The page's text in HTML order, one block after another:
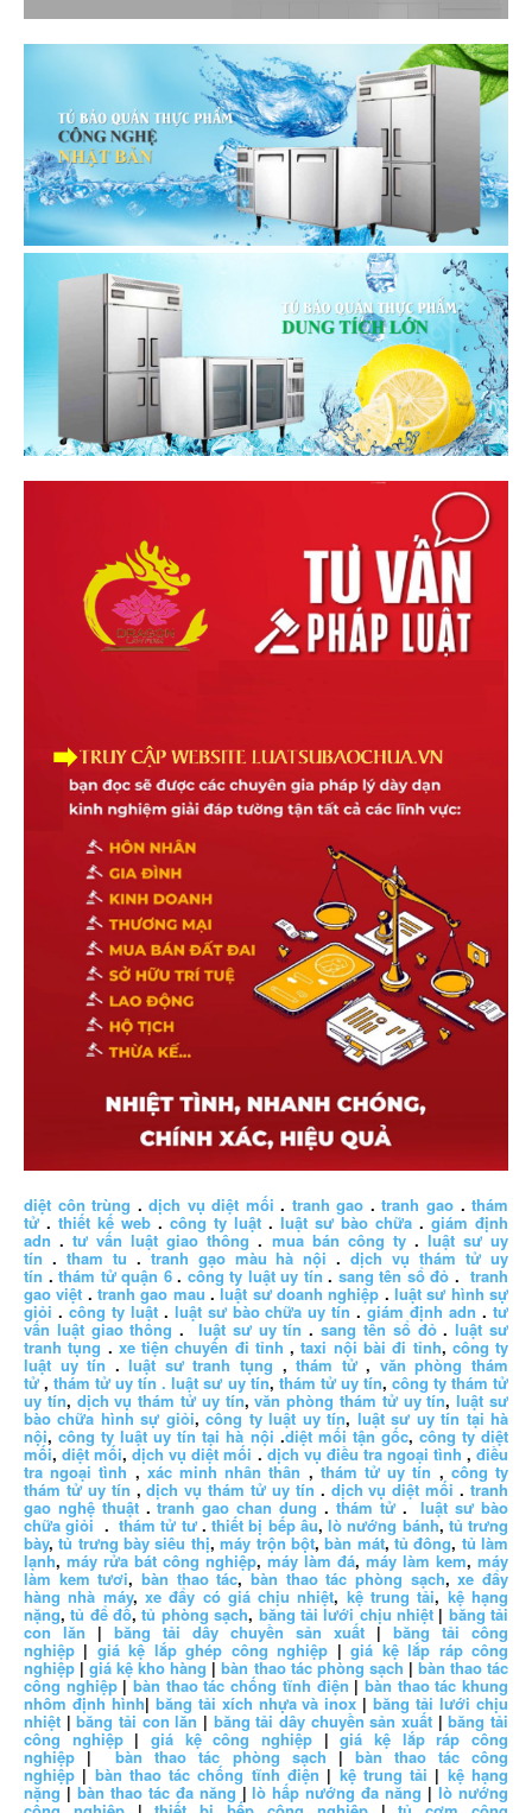
diệt côn trùng .dịch vụ diệt mối . tranh gao .tranh gao .thám
tử. thiết kế web . công ty luật . luật sư bào chữa .giám định
adn .tư vấn luật giao thông. mua bán công ty. luật sư uy
tín . tham tu .tranh gạo màu hà nội .dịch vụ thám tử uy
tín .thám tử quận 6. công ty luật uy tín . sang tên sổ đỏ .tranh
gao việt .tranh gao mau .luật sư doanh nghiệp .luật sư hình sự
giỏi . công ty luật. luật sư bào chữa uy tín .giám định adn .tư
vấn luật giao thông .luật sư uy tín .sang tên sổ đỏ.luật sư
tranh tụng . xe tiện chuyến đi tỉnh ,taxi nội bài đi tỉnh, công ty
luật uy tín .luật sư tranh tụng ,thám tử, văn phòng thám
tử,thám tử uy tín . luật sư uy tín, thám tử uy tín, công ty thám tử
uy tín, dịch vụ thám tử uy tín,văn phòng thám tử uy tín,luật sư
bào chữa hình sự giỏi,công ty luật uy tín, luật sư uy tín tại hà
nội,công ty luật uy tín tại hà nội .diệt mối tận gốc, công ty diệt
mối,diệt mối,dịch vụ diệt mối .dịch vụ điều tra ngoại tình ,điều
tra ngoại tình ,xác minh nhân thân ,thám tử uy tín , công ty
thám tử uy tín ,dịch vụ thám tử uy tín . dịch vụ diệt mối .tranh
gao nghệ thuật.tranh gao chan dung . thám tử.luật sư bào
chữa giỏi .thám tử tư.thiết bị bếp âu,lò nướng bánh, tủ trưng
bày,tủ trưng bày siêu thị,máy trộn bột,bàn mát,tủ đông, tủ làm
lạnh, máy rửa bát công nghiệp, máy làm đá, máy làm kem, máy
làm kem tươi,bàn thao tác,bàn thao tác phòng sạch,xe đẩy
hàng nhà máy, xe đẩy có giá chịu nhiệt, kệ trung tải, kệ hạng
nặng,tủ để đồ,tủ phòng sạch, băng tải lưới chịu nhiệt| băng tải
con lăn | băng tải dây chuyền sản xuất | băng tải công
nghiệp | giá kệ lắp ghép công nghiệp |giá kệ lắp ráp công
nghiệp |giá kệ kho hàng |bàn thao tác phòng sạch | bàn thao tác
công nghiệp|bàn thao tác chống tĩnh điện |bàn thao tác khung
nhôm định hình| băng tải xích nhựa và inox|băng tải lưới chịu
nhiệt |băng tải con lăn | băng tải dây chuyền sản xuất |băng tải
công nghiệp|giá kệ công nghiệp |giá kệ lắp ráp công
nghiệp |bàn thao tác phòng sạch| bàn thao tác công
nghiệp | bàn thao tác chống tĩnh điện | kệ trung tải | kệ hạng
nặng| bàn thao tác đa năng|lò hấp nướng đa năng |lò nướng